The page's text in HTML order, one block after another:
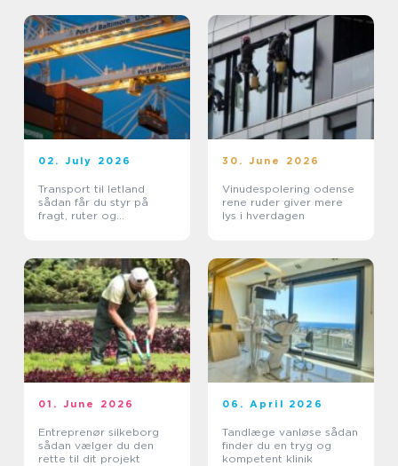
02. July 2026
Transport til letland
sådan får du styr på
fragt, ruter og
30. June 2026
Vinudespolering odense
rene ruder giver mere
lys i hverdagen
01. June 2026
Entreprenør silkeborg
sådan vælger du den
rette til dit projekt
06. April 2026
Tandlæge vanløse sådan
finder du en tryg og
kompetent klinik